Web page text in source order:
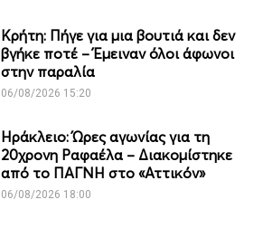
Κρήτη: Πήγε για μια βουτιά και δεν
βγήκε ποτέ – Έμειναν όλοι άφωνοι
στην παραλία
06/08/2026 15:20
Ηράκλειο: Ώρες αγωνίας για τη
20χρονη Ραφαέλα – Διακομίστηκε
από το ΠΑΓΝΗ στο «Αττικόν»
06/08/2026 18:00